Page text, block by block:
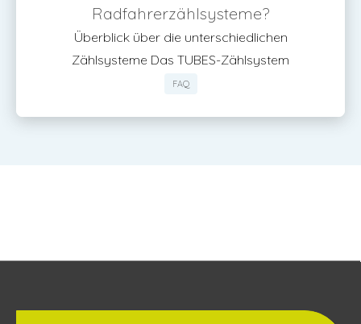
Radfahrerzählsysteme?
Überblick über die unterschiedlichen
Zählsysteme Das TUBES-Zählsystem
FAQ